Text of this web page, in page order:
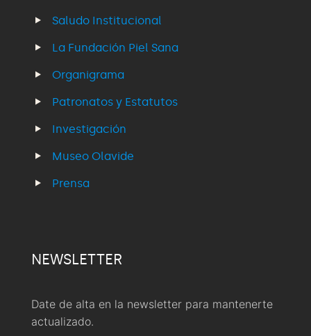
Saludo Institucional
La Fundación Piel Sana
Organigrama
Patronatos y Estatutos
Investigación
Museo Olavide
Prensa
NEWSLETTER
Date de alta en la newsletter para mantenerte
actualizado.